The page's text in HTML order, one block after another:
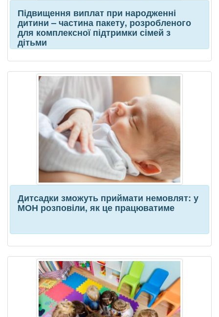
Підвищення виплат при народженні
дитини – частина пакету, розробленого
для комплексної підтримки сімей з
дітьми
Дитсадки зможуть приймати немовлят: у
МОН розповіли, як це працюватиме